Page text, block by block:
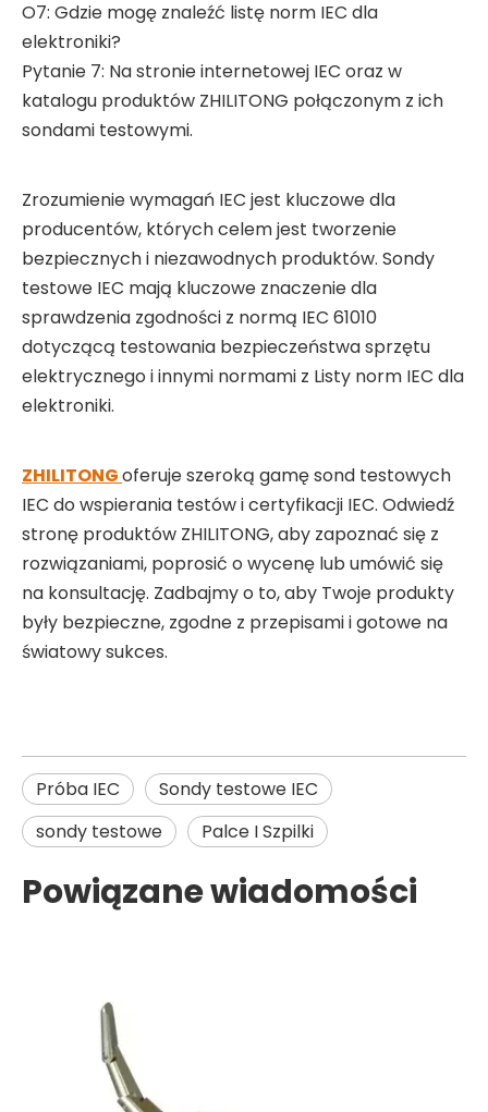
O7: Gdzie mogę znaleźć listę norm IEC dla
elektroniki?
Pytanie 7: Na stronie internetowej IEC oraz w
katalogu produktów ZHILITONG połączonym z ich
sondami testowymi.
Zrozumienie wymagań IEC jest kluczowe dla
producentów, których celem jest tworzenie
bezpiecznych i niezawodnych produktów. Sondy
testowe IEC mają kluczowe znaczenie dla
sprawdzenia zgodności z normą IEC 61010
dotyczącą testowania bezpieczeństwa sprzętu
elektrycznego i innymi normami z Listy norm IEC dla
elektroniki.
ZHILITONGoferuje szeroką gamę sond testowych
IEC do wspierania testów i certyfikacji IEC. Odwiedź
stronę produktów ZHILITONG, aby zapoznać się z
rozwiązaniami, poprosić o wycenę lub umówić się
na konsultację. Zadbajmy o to, aby Twoje produkty
były bezpieczne, zgodne z przepisami i gotowe na
światowy sukces.
Próba IEC
Sondy testowe IEC
sondy testowe
Palce I Szpilki
Powiązane wiadomości